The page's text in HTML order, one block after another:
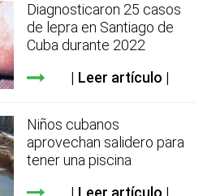
Diagnosticaron 25 casos
de lepra en Santiago de
Cuba durante 2022
Leer artículo
Niños cubanos
aprovechan salidero para
tener una piscina
Leer artículo